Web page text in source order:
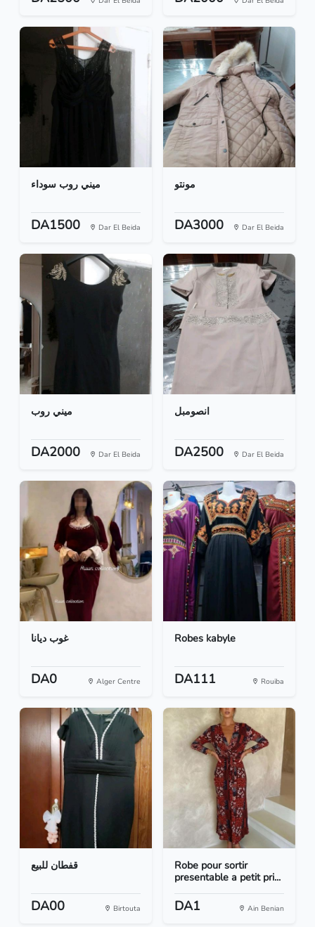
ميني روب سوداء
DA1500 Dar El Beida
مونتو
DA3000 Dar El Beida
ميني روب
DA2000 Dar El Beida
انصومبل
DA2500 Dar El Beida
غوب ديانا
DA0 Alger Centre
Robes kabyle
DA111 Rouiba
قفطان للبيع
DA00 Birtouta
Robe pour sortir
presentable a petit pri...
DA1 Ain Benian